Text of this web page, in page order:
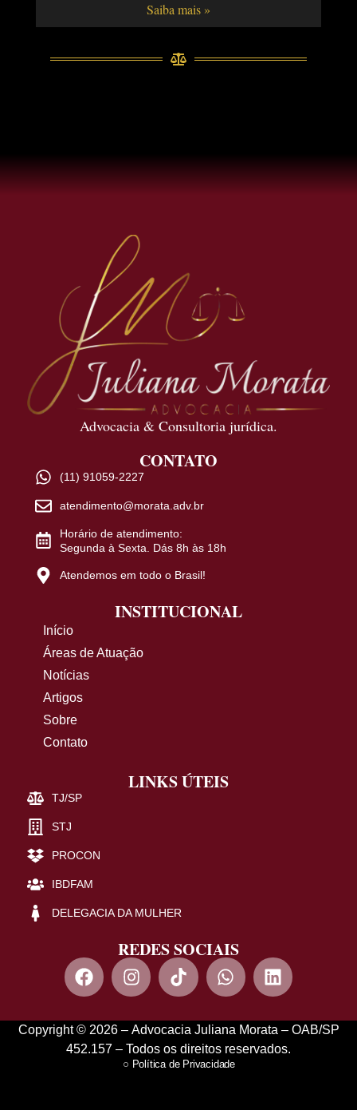
Saiba mais »
Advocacia & Consultoria jurídica.
CONTATO
(11) 91059-2227
atendimento@morata.adv.br
Horário de atendimento:
Segunda à Sexta. Dás 8h às 18h
Atendemos em todo o Brasil!
INSTITUCIONAL
Início
Áreas de Atuação
Notícias
Artigos
Sobre
Contato
LINKS ÚTEIS
TJ/SP
STJ
PROCON
IBDFAM
DELEGACIA DA MULHER
REDES SOCIAIS
Copyright © 2026 – Advocacia Juliana Morata – OAB/SP
452.157 – Todos os direitos reservados.
Política de Privacidade